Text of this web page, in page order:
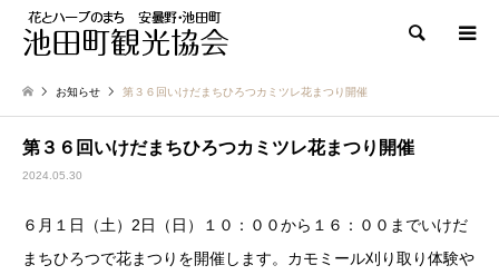
検索
お知らせ 第３６回いけだまちひろつカミツレ花まつり開催
第３６回いけだまちひろつカミツレ花まつり開催
2024.05.30
６月１日（土）2日（日）１０：００から１６：００までいけだ
まちひろつで花まつりを開催します。カモミール刈り取り体験や